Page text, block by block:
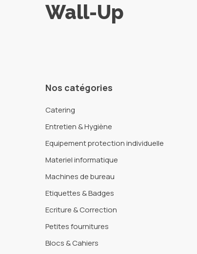
Wall-Up
Nos catégories
Catering
Entretien & Hygiène
Equipement protection individuelle
Materiel informatique
Machines de bureau
Etiquettes & Badges
Ecriture & Correction
Petites fournitures
Blocs & Cahiers